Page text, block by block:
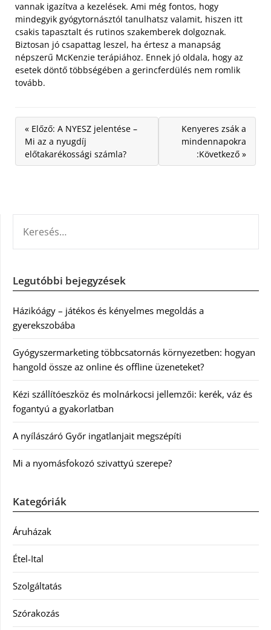
vannak igazítva a kezelések. Ami még fontos, hogy
mindegyik gyógytornásztól tanulhatsz valamit, hiszen itt
csakis tapasztalt és rutinos szakemberek dolgoznak.
Biztosan jó csapattag leszel, ha értesz a manapság
népszerű McKenzie terápiához. Ennek jó oldala, hogy az
esetek döntő többségében a gerincferdülés nem romlik
tovább.
« Előző: A NYESZ jelentése –
Mi az a nyugdíj
előtakarékossági számla?
Kenyeres zsák a
mindennapokra
:Következő »
Legutóbbi bejegyzések
Házikóágy – játékos és kényelmes megoldás a
gyerekszobába
Gyógyszermarketing többcsatornás környezetben: hogyan
hangold össze az online és offline üzeneteket?
Kézi szállítóeszköz és molnárkocsi jellemzői: kerék, váz és
fogantyú a gyakorlatban
A nyílászáró Győr ingatlanjait megszépíti
Mi a nyomásfokozó szivattyú szerepe?
Kategóriák
Áruházak
Étel-Ital
Szolgáltatás
Szórakozás